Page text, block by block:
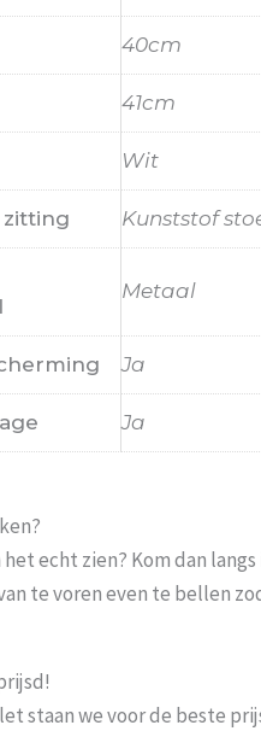
Probeer het nog
40cm
41cm
Wit
zitting Kunststof
Metaal
Ja
Ja
echt zien? Kom dan langs
te voren even te bellen
staan we voor de beste